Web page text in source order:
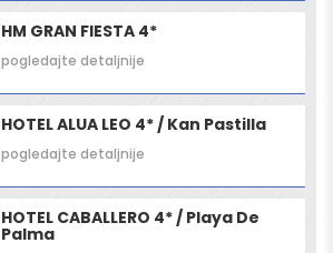
HM GRAN FIESTA 4*
pogledajte detaljnije
HOTEL ALUA LEO 4* / Kan Pastilla
pogledajte detaljnije
HOTEL CABALLERO 4* / Playa De
Palma